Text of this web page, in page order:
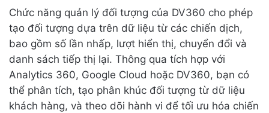
Chức năng quản lý đối tượng của DV360 cho phép
tạo đối tượng dựa trên dữ liệu từ các chiến dịch,
bao gồm số lần nhấp, lượt hiển thị, chuyển đổi và
danh sách tiếp thị lại. Thông qua tích hợp với
Analytics 360, Google Cloud hoặc DV360, bạn có
thể phân tích, tạo phân khúc đối tượng từ dữ liệu
khách hàng, và theo dõi hành vi để tối ưu hóa chiến